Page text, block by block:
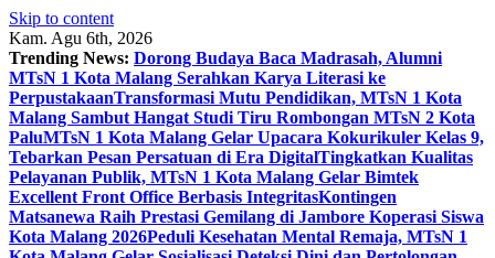
Skip to content
Kam. Agu 6th, 2026
Trending News: Dorong Budaya Baca Madrasah, Alumni
MTsN 1 Kota Malang Serahkan Karya Literasi ke
PerpustakaanTransformasi Mutu Pendidikan, MTsN 1 Kota
Malang Sambut Hangat Studi Tiru Rombongan MTsN 2 Kota
PaluMTsN 1 Kota Malang Gelar Upacara Kokurikuler Kelas 9,
Tebarkan Pesan Persatuan di Era DigitalTingkatkan Kualitas
Pelayanan Publik, MTsN 1 Kota Malang Gelar Bimtek
Excellent Front Office Berbasis IntegritasKontingen
Matsanewa Raih Prestasi Gemilang di Jambore Koperasi Siswa
Kota Malang 2026Peduli Kesehatan Mental Remaja, MTsN 1